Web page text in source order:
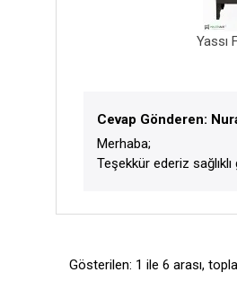
Yassı
Cevap Gönderen:
Merhaba;
Teşekkür ederiz sağlıklı
Gösterilen: 1 ile 6 arası,